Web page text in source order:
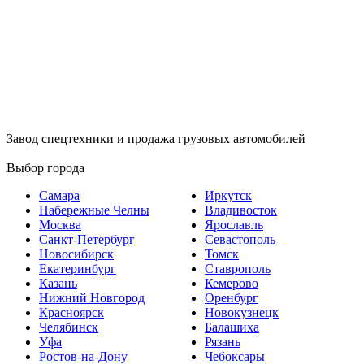
Завод спецтехники и продажа грузовых автомобилей
Выбор города
Самара
Набережные Челны
Москва
Санкт-Петербург
Новосибирск
Екатеринбург
Казань
Нижний Новгород
Красноярск
Челябинск
Уфа
Ростов-на-Дону
Иркутск
Владивосток
Ярославль
Севастополь
Томск
Ставрополь
Кемерово
Оренбург
Новокузнецк
Балашиха
Рязань
Чебоксары